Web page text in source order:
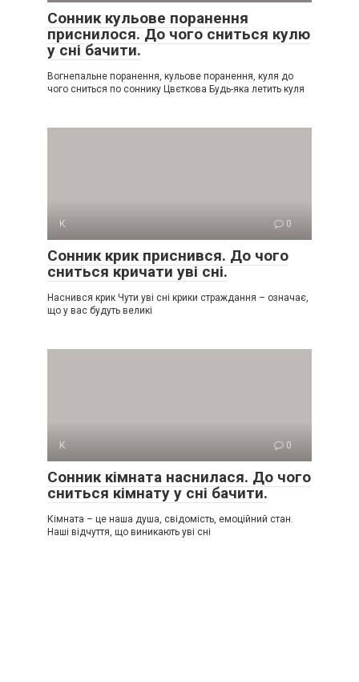
Сонник кульове поранення
приснилося. До чого сниться кулю
у сні бачити.
Вогнепальне поранення, кульове поранення, куля до
чого сниться по соннику Цвєткова Будь-яка летить куля
К 0
Сонник крик приснився. До чого
сниться кричати уві сні.
Наснився крик Чути уві сні крики страждання – означає,
що у вас будуть великі
К 0
Сонник кімната наснилася. До чого
сниться кімнату у сні бачити.
Кімната – це наша душа, свідомість, емоційний стан.
Наші відчуття, що виникають уві сні